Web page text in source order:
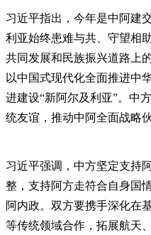
习近平指出，今年是中阿建
利亚始终患难与共、守望相
共同发展和民族振兴道路上
以中国式现代化全面推进中
进建设“新阿尔及利亚”。中
统友谊，推动中阿全面战略
习近平强调，中方坚定支持
整，支持阿方走符合自身国
阿内政。双方要携手深化在
等传统领域合作，拓展航天